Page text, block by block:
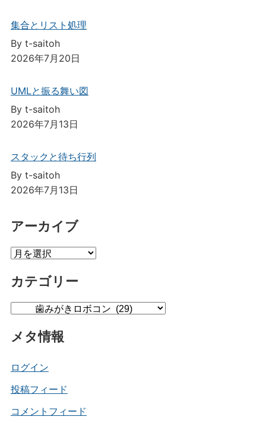
集合とリスト処理
By t-saitoh
2026年7月20日
UMLと振る舞い図
By t-saitoh
2026年7月13日
スタックと待ち行列
By t-saitoh
2026年7月13日
アーカイブ
ア
カ
ブ
カテゴリー
ゴ
ー
メタ情報
ログイン
投稿フィード
コメントフィード